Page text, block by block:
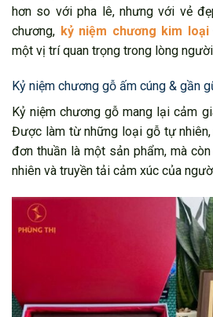
hơn so với pha lê, nhưng với vẻ
chương, kỷ niệm chương kim loại
một vị trí quan trọng trong lòng
Kỷ niệm chương gỗ ấm cúng & gần
Kỷ niệm chương gỗ mang lại cảm
Được làm từ những loại gỗ tự nhiên,
đơn thuần là một sản phẩm, mà
nhiên và truyền tải cảm xúc của